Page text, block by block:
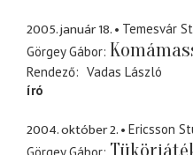
2005. január 18.
Temesvár
Görgey Gábor
Rendező
Vadas László
író
2004. október 2.
Ericsson